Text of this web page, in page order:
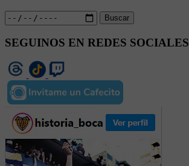
Buscar
SEGUINOS EN REDES SOCIALES